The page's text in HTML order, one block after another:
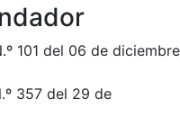
101 del 06 de diciembre
357 del 29 de